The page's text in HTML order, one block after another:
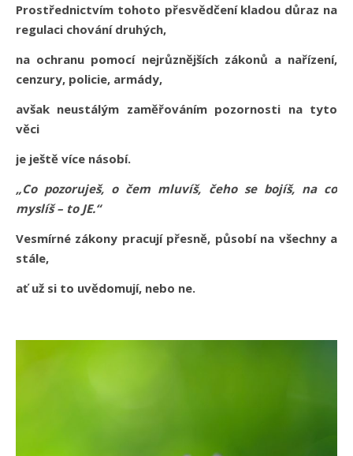
Prostřednictvím tohoto přesvědčení kladou důraz na
regulaci chování druhých,
na ochranu pomocí nejrůznějších zákonů a nařízení,
cenzury, policie, armády,
avšak neustálým zaměřováním pozornosti na tyto
věci
je ještě více násobí.
„Co pozoruješ, o čem mluvíš, čeho se bojíš, na co
myslíš – to JE.“
Vesmírné zákony pracují přesně, působí na všechny a
stále,
ať už si to uvědomují, nebo ne.